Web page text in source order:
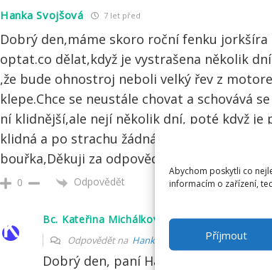
Abychom poskytli co
informacím o zařízení,
Příjmout
Hanka Svojšová 7 let před
Dobrý den,máme skoro roční fenku jorkšíra
optat.co dělat,když je vystrašena několik
,že bude ohnostroj neboli velký řev z
klepe.Chce se neustále chovat a schovává
ní klidnější,ale nejí několik dní, poté když je
klidná a po strachu žádná
bouřka,Děkuji za odpověd.Hanka
0 Odpovědět
k Bc. Kateřina Michálková 7 let před
Odpovědět na Hanka Svojšová
Dobrý den, paní Hanko,